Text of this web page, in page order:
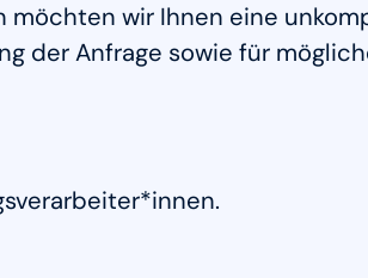
wir Ihnen eine
der Anfrage sowie für